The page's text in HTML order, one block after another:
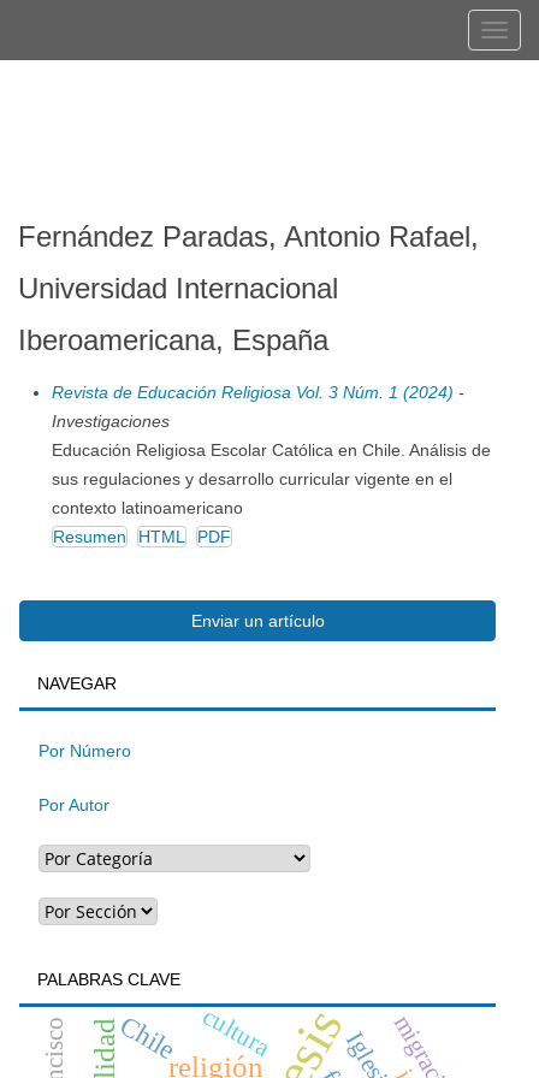
Fernández Paradas, Antonio Rafael,
Universidad Internacional
Iberoamericana, España
Revista de Educación Religiosa Vol. 3 Núm. 1 (2024) -
Investigaciones
Educación Religiosa Escolar Católica en Chile. Análisis de
sus regulaciones y desarrollo curricular vigente en el
contexto latinoamericano
Resumen
HTML PDF
Enviar
un
artículo
Enviar un artículo
BUSQUEDA
NAVEGAR
Por Número
Por Autor
PALABRAS CLAVE
religión
Chile cultura